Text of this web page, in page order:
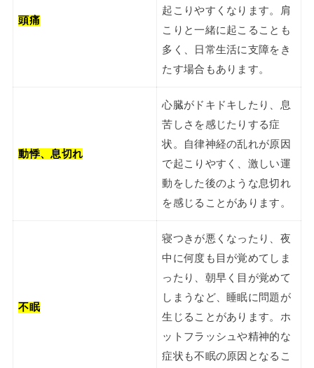
頭痛
起こりやすくなります。肩
こりと一緒に起こることも
多く、日常生活に支障をき
たす場合もあります。
動悸、息切れ
心臓がドキドキしたり、息
苦しさを感じたりする症
状。自律神経の乱れが原因
で起こりやすく、激しい運
動をした後のような息切れ
を感じることがあります。
不眠
寝つきが悪くなったり、夜
中に何度も目が覚めてしま
ったり、朝早く目が覚めて
しまうなど、睡眠に問題が
生じることがあります。ホ
ットフラッシュや精神的な
症状も不眠の原因となるこ